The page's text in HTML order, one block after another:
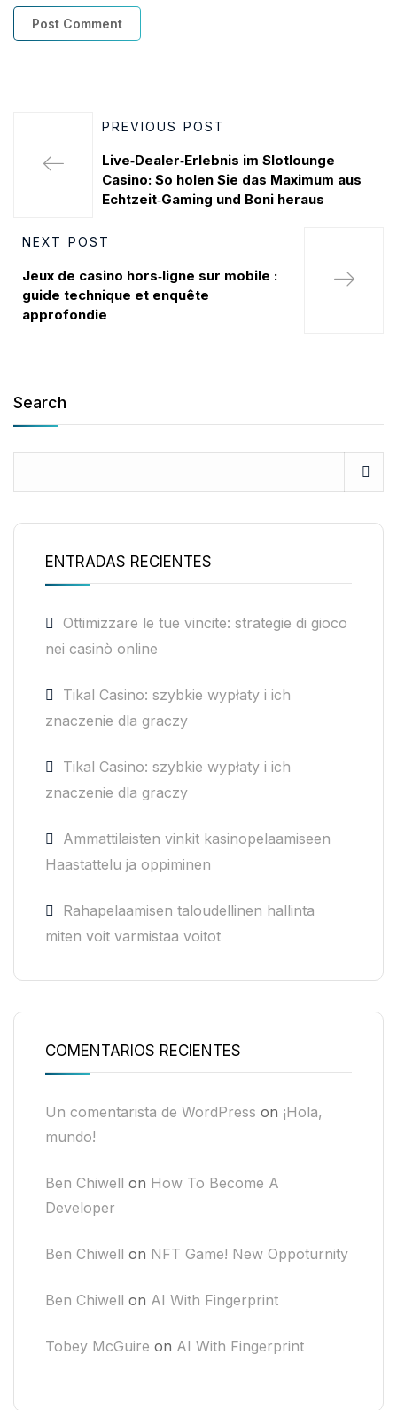
PREVIOUS POST
Live‑Dealer‑Erlebnis im Slotlounge
Casino: So holen Sie das Maximum aus
Echtzeit‑Gaming und Boni heraus
NEXT POST
Jeux de casino hors‑ligne sur mobile :
guide technique et enquête
approfondie
Search
ENTRADAS RECIENTES
Ottimizzare le tue vincite: strategie di gioco
nei casinò online
Tikal Casino: szybkie wypłaty i ich
znaczenie dla graczy
Tikal Casino: szybkie wypłaty i ich
znaczenie dla graczy
Ammattilaisten vinkit kasinopelaamiseen
Haastattelu ja oppiminen
Rahapelaamisen taloudellinen hallinta
miten voit varmistaa voitot
COMENTARIOS RECIENTES
Un comentarista de WordPress on ¡Hola,
mundo!
Ben Chiwell on How To Become A
Developer
Ben Chiwell on NFT Game! New Oppoturnity
Ben Chiwell on AI With Fingerprint
Tobey McGuire on AI With Fingerprint